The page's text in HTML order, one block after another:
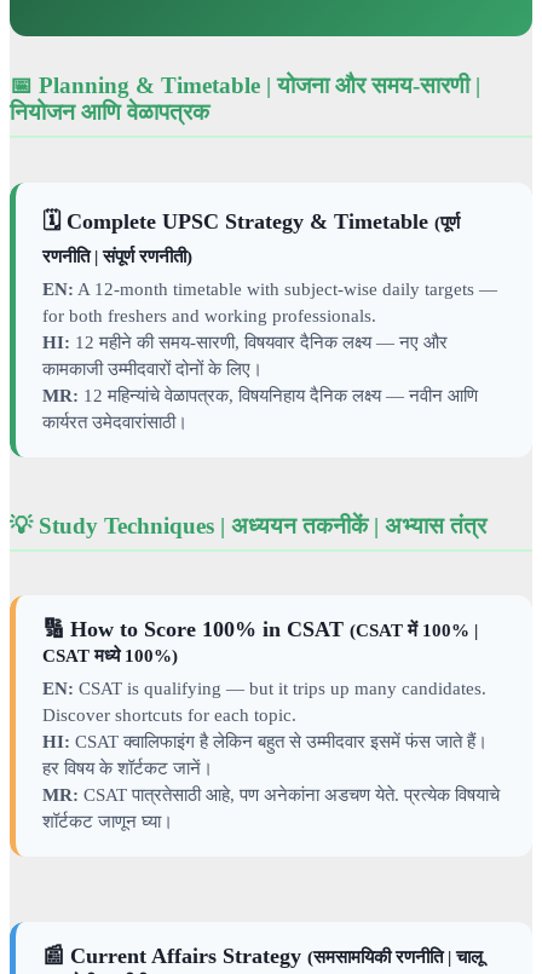
📅 Planning & Timetable | योजना और समय-सारणी |
नियोजन आणि वेळापत्रक
🗓️ Complete UPSC Strategy & Timetable (पूर्ण
रणनीति | संपूर्ण रणनीती)
EN: A 12-month timetable with subject-wise daily targets —
for both freshers and working professionals.
HI: 12 महीने की समय-सारणी, विषयवार दैनिक लक्ष्य — नए और
कामकाजी उम्मीदवारों दोनों के लिए।
MR: 12 महिन्यांचे वेळापत्रक, विषयनिहाय दैनिक लक्ष्य — नवीन आणि
कार्यरत उमेदवारांसाठी।
💡 Study Techniques | अध्ययन तकनीकें | अभ्यास तंत्र
🔢 How to Score 100% in CSAT (CSAT में 100% |
CSAT मध्ये 100%)
EN: CSAT is qualifying — but it trips up many candidates.
Discover shortcuts for each topic.
HI: CSAT क्वालिफाइंग है लेकिन बहुत से उम्मीदवार इसमें फंस जाते हैं।
हर विषय के शॉर्टकट जानें।
MR: CSAT पात्रतेसाठी आहे, पण अनेकांना अडचण येते. प्रत्येक विषयाचे
शॉर्टकट जाणून घ्या।
📰 Current Affairs Strategy (समसामयिकी रणनीति | चालू